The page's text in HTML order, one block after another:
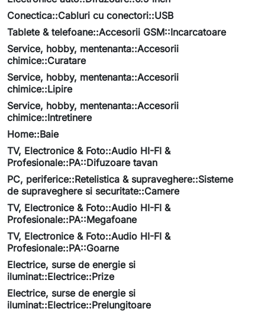
Conectica::Cabluri cu conectori::USB
Tablete & telefoane::Accesorii GSM::Incarcatoare
Service, hobby, mentenanta::Accesorii
chimice::Curatare
Service, hobby, mentenanta::Accesorii
chimice::Lipire
Service, hobby, mentenanta::Accesorii
chimice::Intretinere
Home::Baie
TV, Electronice & Foto::Audio HI-FI &
Profesionale::PA::Difuzoare tavan
PC, periferice::Retelistica & supraveghere::Sisteme
de supraveghere si securitate::Camere
TV, Electronice & Foto::Audio HI-FI &
Profesionale::PA::Megafoane
TV, Electronice & Foto::Audio HI-FI &
Profesionale::PA::Goarne
Electrice, surse de energie si
iluminat::Electrice::Prize
Electrice, surse de energie si
iluminat::Electrice::Prelungitoare